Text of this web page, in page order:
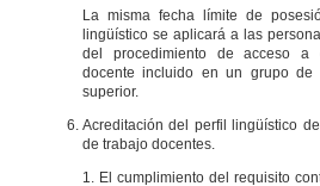
La misma fecha límite de
lingüístico se aplicará a las
del procedimiento de acceso a
docente incluido en un grupo de
superior.
Acreditación del perfil lingüístico
de trabajo docentes.
1. El cumplimiento del requisito